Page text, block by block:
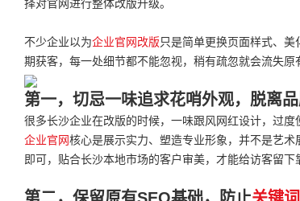
择对官网进行整体改版升级。
不少企业以为企业官网改版只是简单更换页面样式、美
期获客，每一处细节都不能忽视，稍有疏忽就会流失原
第一，切忌一味追求花哨外观，脱离品
很多长沙企业在改版的时候，一味跟风网红设计，过
企业官网核心是展示实力、塑造专业形象，并不是艺
即可，贴合长沙本地市场的客户审美，才能给访客留下